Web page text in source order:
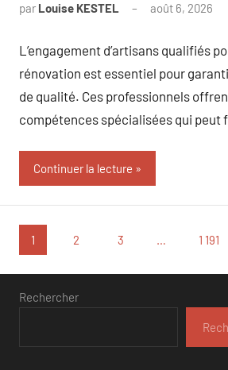
par Louise KESTEL août 6, 2026
L’engagement d’artisans qualifiés
rénovation est essentiel pour
de qualité. Ces professionnels
compétences spécialisées qui
Continuer la lecture
Pagination
des
publications
1 2 3 … 1 191
Rechercher